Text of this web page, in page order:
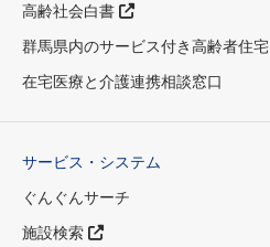
高齢社会白書
群馬県内のサービス付き高齢者住宅
在宅医療と介護連携相談窓口
サービス・システム
ぐんぐんサーチ
施設検索